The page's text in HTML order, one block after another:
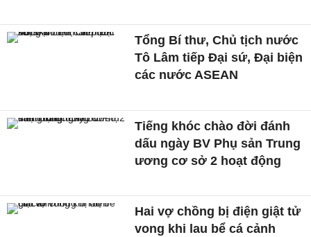
Tổng Bí thư, Chủ tịch nước
Tô Lâm tiếp Đại sứ, Đại biện
các nước ASEAN
Tiếng khóc chào đời đánh
dấu ngày BV Phụ sản Trung
ương cơ sở 2 hoạt động
Hai vợ chồng bị điện giật tử
vong khi lau bể cá cảnh